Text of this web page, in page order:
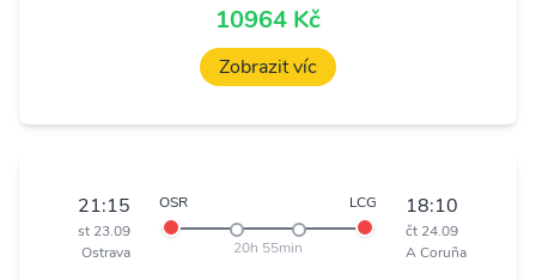
10964 Kč
Zobrazit víc
21:15
st 23.09
Ostrava
OSR LCG
20h 55min
18:10
čt 24.09
A Coruña